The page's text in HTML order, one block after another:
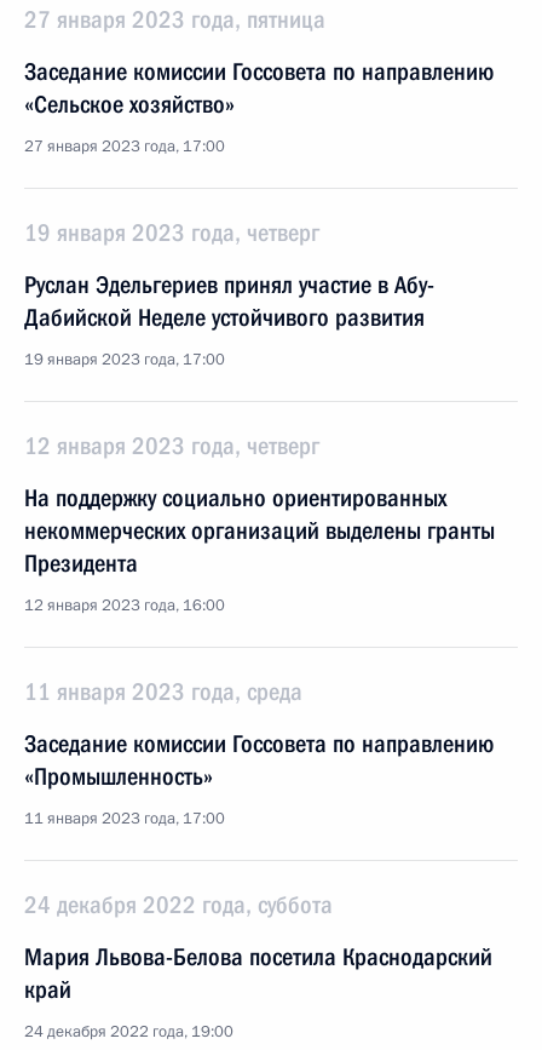
27 января 2023 года, пятница
Заседание комиссии Госсовета по направлению
«Сельское хозяйство»
27 января 2023 года, 17:00
19 января 2023 года, четверг
Руслан Эдельгериев принял участие в Абу-
Дабийской Неделе устойчивого развития
19 января 2023 года, 17:00
12 января 2023 года, четверг
На поддержку социально ориентированных
некоммерческих организаций выделены гранты
Президента
12 января 2023 года, 16:00
11 января 2023 года, среда
Заседание комиссии Госсовета по направлению
«Промышленность»
11 января 2023 года, 17:00
24 декабря 2022 года, суббота
Мария Львова-Белова посетила Краснодарский
край
24 декабря 2022 года, 19:00